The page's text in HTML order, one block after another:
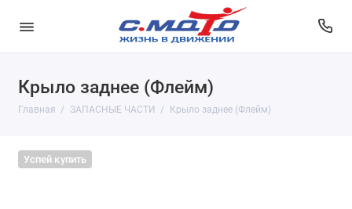
Крыло заднее (Флейм)
Главная ЗАПАСНЫЕ ЧАСТИ Крыло заднее (Флейм)
Успей купить